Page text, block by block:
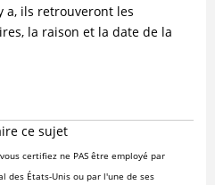
a, ils retrouveront les
la raison et la date de la
ce sujet
certifiez ne PAS être employé par
des États-Unis ou par l'une de ses